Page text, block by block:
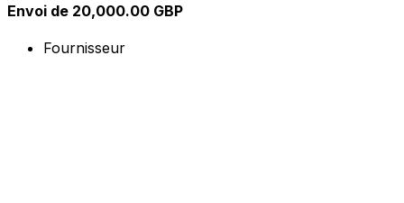
Envoi de 20,000.00 GBP
Fournisseur